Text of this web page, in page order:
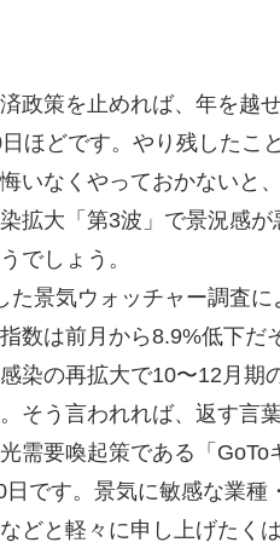
政策を止めれば、年を越
ほどです。やり残したこ
いなくやっておかないと
拡大「第3波」で景況感
でしょう。
景気ウォッチャー調査に
数は前月から8.9%低下だ
染の再拡大で10〜12月期
そう言われれば、返す言
需要喚起策である「
です。景気に敏感な業
どと軽々に申し上げたく